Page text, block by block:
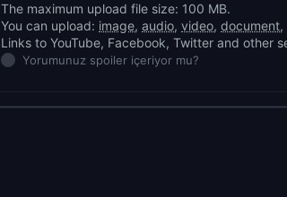
The maximum upload file size: 100 MB.
You can upload: image, audio, video, document,
Links to YouTube, Facebook, Twitter and other
Yorumunuz spoiler içeriyor mu?